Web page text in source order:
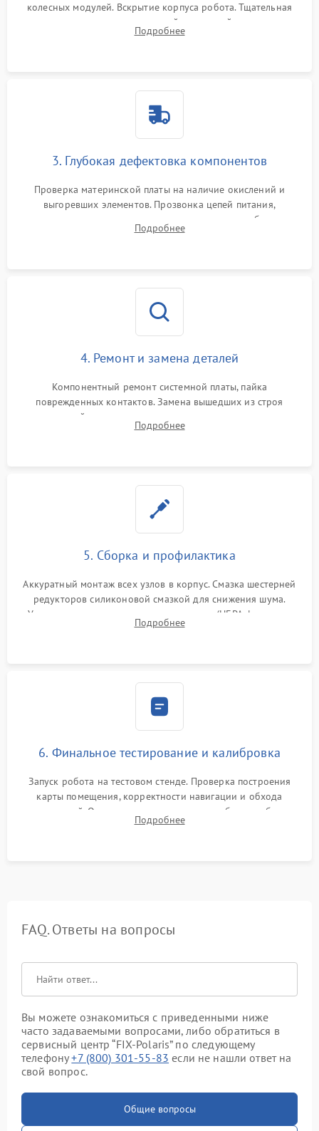
колесных модулей. Вскрытие корпуса робота. Тщательная
очистка внутренних полостей, шестерней и плат от
скопившейся пыли, волос и шерсти животных с
Подробнее
3. Глубокая дефектовка компонентов
Проверка материнской платы на наличие окислений и
выгоревших элементов. Прозвонка цепей питания,
тестирование приводных моторов колес и турбины
всасывания. Оценка состояния оптических и инфракрасных
Подробнее
4. Ремонт и замена деталей
Компонентный ремонт системной платы, пайка
поврежденных контактов. Замена вышедших из строя
двигателей, изношенного аккумулятора, неисправного
лидара или помпы подачи воды. Восстановление шлейфов и
Подробнее
5. Сборка и профилактика
Аккуратный монтаж всех узлов в корпус. Смазка шестерней
редукторов силиконовой смазкой для снижения шума.
Установка новых расходных материалов (HEPA-фильтров,
микрофибры, щеток). Надежная фиксация разъемов и
Подробнее
6. Финальное тестирование и калибровка
Запуск робота на тестовом стенде. Проверка построения
карты помещения, корректности навигации и обхода
препятствий. Оценка силы всасывания и работы турбины.
Тестирование автоматического возврата на док-станцию и
Подробнее
FAQ. Ответы на вопросы
Вы можете ознакомиться с приведенными ниже
часто задаваемыми вопросами, либо обратиться в
сервисный центр “FIX-Polaris” по следующему
телефону+7 (800) 301-55-83 если не нашли ответ на
свой вопрос.
Общие вопросы